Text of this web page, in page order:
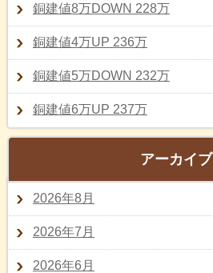
銅建値8万DOWN 228万
銅建値4万UP 236万
銅建値5万DOWN 232万
銅建値6万UP 237万
アーカイブ
2026年8月
2026年7月
2026年6月